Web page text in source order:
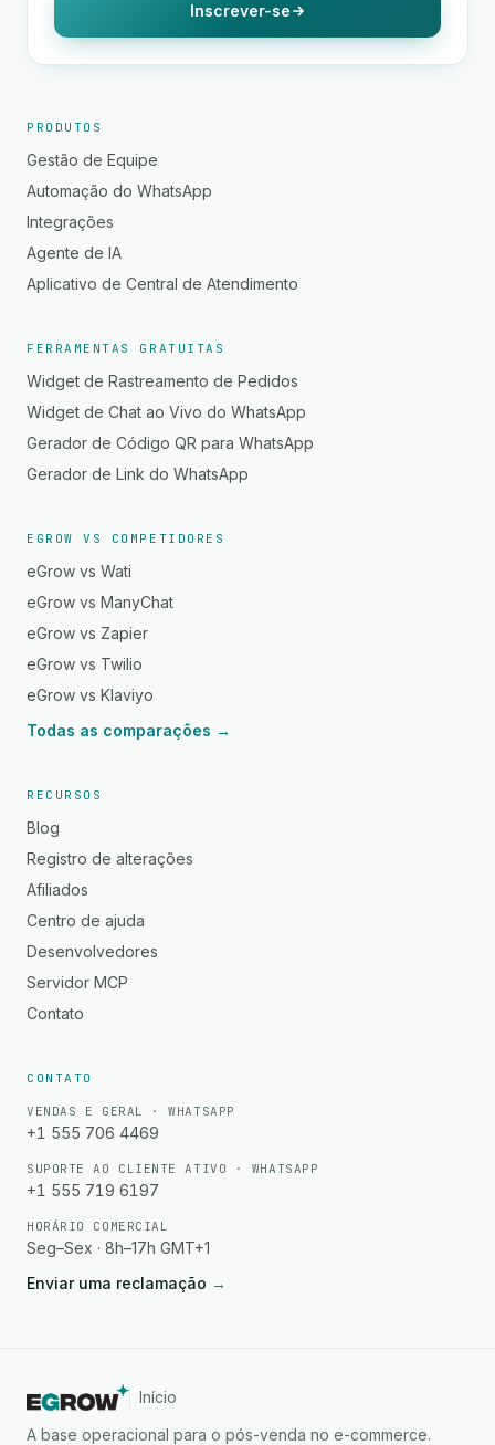
Inscrever-se
PRODUTOS
Gestão de Equipe
Automação do WhatsApp
Integrações
Agente de IA
Aplicativo de Central de Atendimento
FERRAMENTAS GRATUITAS
Widget de Rastreamento de Pedidos
Widget de Chat ao Vivo do WhatsApp
Gerador de Código QR para WhatsApp
Gerador de Link do WhatsApp
EGROW VS COMPETIDORES
eGrow vs Wati
eGrow vs ManyChat
eGrow vs Zapier
eGrow vs Twilio
eGrow vs Klaviyo
Todas as comparações →
RECURSOS
Blog
Registro de alterações
Afiliados
Centro de ajuda
Desenvolvedores
Servidor MCP
Contato
CONTATO
VENDAS E GERAL · WHATSAPP
+1 555 706 4469
SUPORTE AO CLIENTE ATIVO · WHATSAPP
+1 555 719 6197
HORÁRIO COMERCIAL
Seg–Sex · 8h–17h GMT+1
Enviar uma reclamação →
Início
A base operacional para o pós-venda no e-commerce.